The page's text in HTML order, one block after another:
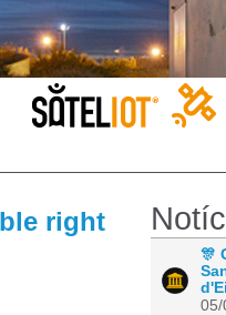
right
🎊
05/